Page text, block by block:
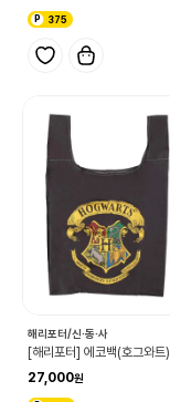
375
해리포터/신·동·사
[해리포터] 에코백(호그와트)
27,000